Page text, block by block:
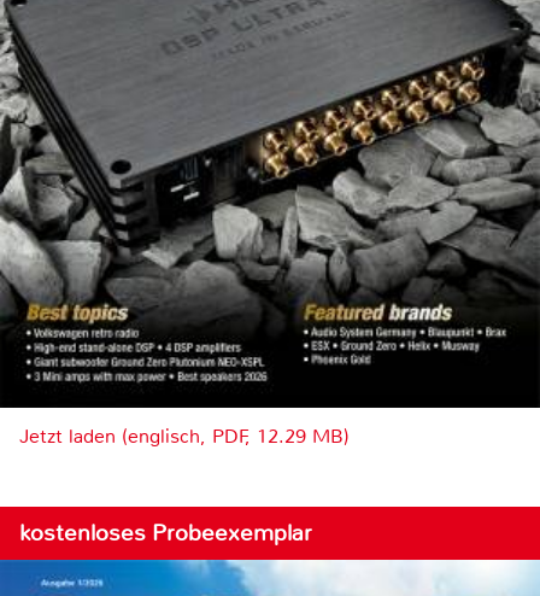
Jetzt laden (englisch, PDF, 12.29 MB)
kostenloses Probeexemplar